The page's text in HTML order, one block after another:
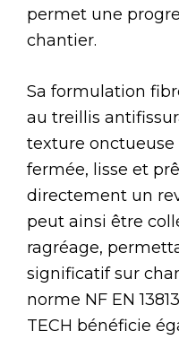
permet une
chantier.
Sa formulation
au treillis
texture onctueuse
fermée, lisse et
directement un
peut ainsi être
ragréage,
significatif sur
norme NF EN
TECH bénéficie